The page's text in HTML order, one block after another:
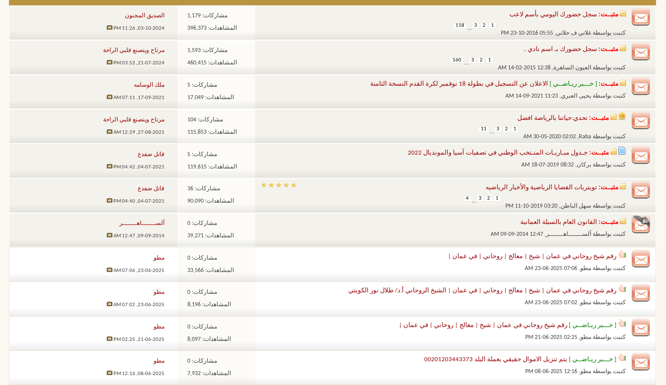
مثبــت: سجل حضورك اليومي بأسم لاعب
كتبت بواسطة غلاتي ف حلاتي‏, 23-10-2016 05:55 PM
1
2
3
...
118
مشاركات: 1,179
المشاهدات: 396,373
الصديق المجنون
03-10-2024,
11:26 PM
مثبــت: سجل حضورك بـ اسم نادي ..
كتبت بواسطة العيون الساهرة‏, 14-02-2015 12:38 AM
1
2
3
...
160
مشاركات: 1,593
المشاهدات: 460,415
مرتاح ويتصنع قلبي الراحة
21-07-2024,
03:52 PM
مثبــت: [ خـــبر ريـاضــي ] الاعلان عن التسجيل في بطولة 18 نوفمبر لكرة القدم النسخة الثامنة
كتبت بواسطة يحيى العبري‏, 14-09-2021 11:23 AM
مشاركات: 5
المشاهدات: 17,049
ملك الوسامه
17-09-2021,
07:11 AM
مثبــت: تحدي:حياتنا بالرياضة افضل
كتبت بواسطة Raba
‏, 30-05-2020 02:02 AM
1
2
3
...
11
مشاركات: 104
المشاهدات: 115,853
مرتاح ويتصنع قلبي الراحة
27-08-2021,
12:29 AM
مثبــت: جـدول مبـاريـات المنـتخب الوطني في تصفيات آسيا والمونديال 2022
كتبت بواسطة بركان‏, 18-07-2019 08:32 AM
مشاركات: 5
المشاهدات: 119,615
قاتل ضفدع
04-07-2021,
04:42 PM
مثبــت: تويتريات القضايا الرياضية والأخبار الرياضيه
كتبت بواسطة سهل الباطن‏, 11-10-2019 03:20 PM
1
2
3
...
4
مشاركات: 36
المشاهدات: 90,090
قاتل ضفدع
04-07-2021,
04:40 PM
مثبــت: القانون العام بالسبلة العمانية
كتبت بواسطة آلســـــــاهـــــــر ‏, 09-09-2014 12:47 AM
مشاركات: 0
المشاهدات: 39,271
آلســـــــاهـــــــر
09-09-2014,
12:47 AM
رقم شيخ روحاني في عمان | شيخ | معالج | روحاني | في عمان |
كتبت بواسطة مطو‏, 23-06-2025 07:06 AM
مشاركات: 0
المشاهدات: 33,566
مطو
23-06-2025,
07:06 AM
رقم شيخ روحاني في عمان | شيخ | معالج | روحاني | في عمان | الشيخ الروحاني أ.د/ طلال نور الكويتي
كتبت بواسطة مطو‏, 23-06-2025 07:02 AM
مشاركات: 0
المشاهدات: 8,196
مطو
23-06-2025,
07:02 AM
[ خـــبر ريـاضــي ] رقم شيخ روحاني في عمان | شيخ | معالج | روحاني | في عمان |
كتبت بواسطة مطو‏, 21-06-2025 02:25 PM
مشاركات: 0
المشاهدات: 8,097
مطو
21-06-2025,
02:25 PM
[ خـــبر ريـاضــي ] يتم تنزيل الاموال حقيقي بعملة البلد 00201203443373
كتبت بواسطة مطو‏, 08-06-2025 12:16 PM
مشاركات: 0
المشاهدات: 7,932
مطو
08-06-2025,
12:16 PM